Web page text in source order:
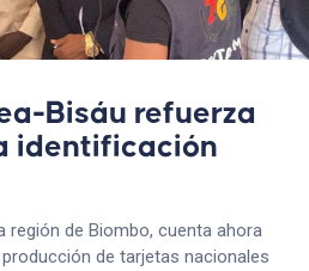
Bisáu refuerza
identificación
región de Biombo, cuenta ahora
de tarjetas nacionales